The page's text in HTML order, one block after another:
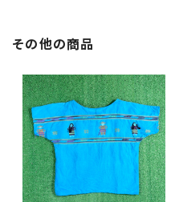
その他の商品